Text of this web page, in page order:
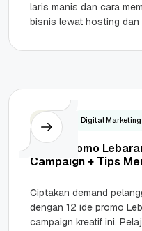
laris manis dan cara
bisnis lewat hosting dan
Bisnis Digital Marketing
12 Ide Promo
Campaign + Tips
Ciptakan demand
dengan 12 ide promo
campaign kreatif ini.